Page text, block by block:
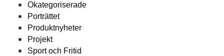
Okategoriserade
Porträttet
Produktnyheter
Projekt
Sport och Fritid